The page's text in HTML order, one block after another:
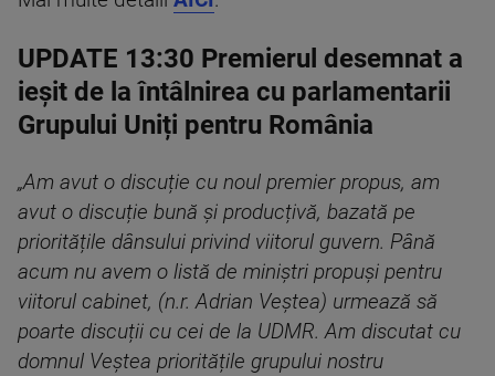
UPDATE 13:30 Premierul desemnat a
ieșit de la întâlnirea cu parlamentarii
Grupului Uniți pentru România
„Am avut o discuție cu noul premier propus, am
avut o discuție bună și producțivă, bazată pe
prioritățile dânsului privind viitorul guvern. Până
acum nu avem o listă de miniștri propuși pentru
viitorul cabinet, (n.r. Adrian Veștea) urmează să
poarte discuții cu cei de la UDMR. Am discutat cu
domnul Veștea prioritățile grupului nostru